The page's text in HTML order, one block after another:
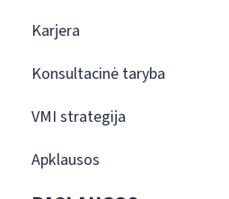
Karjera
Konsultacinė taryba
VMI strategija
Apklausos